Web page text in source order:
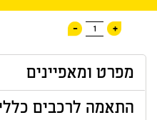
+
1
-
מפרט ומאפיינים
התאמה לרכבים